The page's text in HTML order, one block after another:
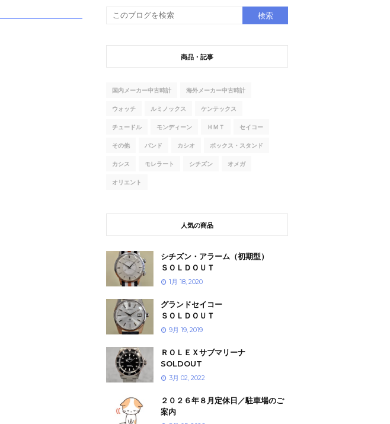
商品・記事
国内メーカー中古時計 海外メーカー中古時計
ウォッチ ルミノックス ケンテックス
チュードル モンディーン ＨＭＴ セイコー
その他 バンド カシオ ボックス・スタンド
カシス モレラート シチズン オメガ
オリエント
人気の商品
シチズン・アラーム（初期型）
ＳＯＬＤＯＵＴ
1月 18, 2020
グランドセイコー
ＳＯＬＤＯＵＴ
9月 19, 2019
ＲＯＬＥＸサブマリーナ
SOLDOUT
3月 02, 2022
２０２６年８月定休日／駐車場のご
案内